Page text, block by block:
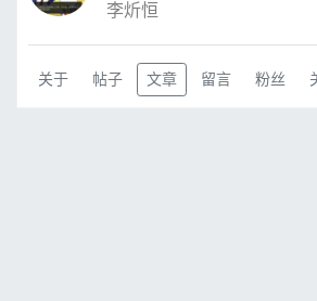
李炘恒
关于 帖子 文章 留言 粉丝